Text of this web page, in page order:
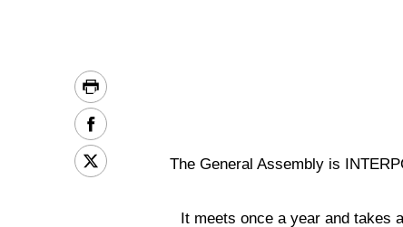
The General Assembly is
It meets once a year and takes